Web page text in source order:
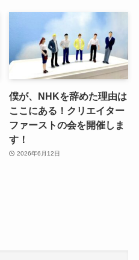
僕が、NHKを辞めた理由は
ここにある！クリエイター
ファーストの会を開催しま
す！
2026年6月12日